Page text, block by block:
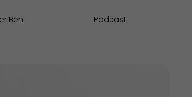
Ben Podcast